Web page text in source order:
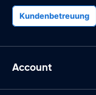
Kundenbetreuung
Account